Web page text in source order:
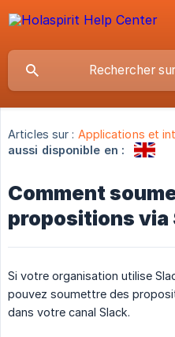
Articles sur : Applications et
aussi disponible en :
Comment
propositions via
Si votre organisation utilise
pouvez soumettre des
dans votre canal Slack.